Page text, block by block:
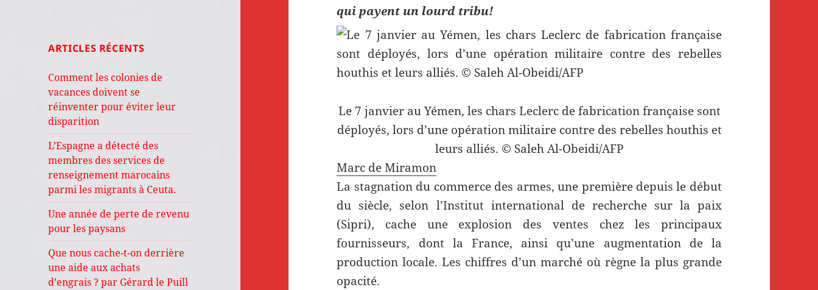
ARTICLES RÉCENTS
Comment les colonies de
vacances doivent se
réinventer pour éviter leur
disparition
L’Espagne a détecté des
membres des services de
renseignement marocains
parmi les migrants à Ceuta.
Une année de perte de revenu
pour les paysans
Que nous cache-t-on derrière
une aide aux achats
d’engrais ? par Gérard le Puill
qui payent un lourd tribu!
Le 7 janvier au Yémen, les chars Leclerc de fabrication française sont
déployés, lors d’une opération militaire contre des rebelles houthis et
leurs alliés. © Saleh Al-Obeidi/AFP
Marc de Miramon
La stagnation du commerce des armes, une première depuis le début
du siècle, selon l’Institut international de recherche sur la paix
(Sipri), cache une explosion des ventes chez les principaux
fournisseurs, dont la France, ainsi qu’une augmentation de la
production locale. Les chiffres d’un marché où règne la plus grande
opacité.